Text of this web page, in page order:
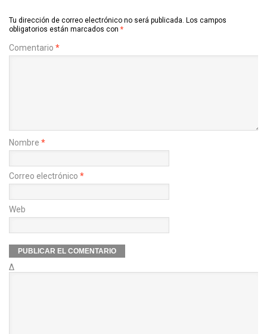
Tu dirección de correo electrónico no será publicada. Los campos
obligatorios están marcados con *
Comentario *
Nombre *
Correo electrónico *
Web
Δ